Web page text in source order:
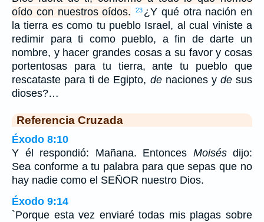
oído con nuestros oídos.
23 ¿Y qué otra nación en
la tierra es como tu pueblo Israel, al cual viniste a
redimir para ti como pueblo, a fin de darte un
nombre, y hacer grandes cosas a su favor y cosas
portentosas para tu tierra, ante tu pueblo que
rescataste para ti de Egipto, denaciones y desus
dioses?…
Referencia Cruzada
Éxodo 8:10
Y él respondió: Mañana. Entonces Moisésdijo:
Sea conforme a tu palabra para que sepas que no
hay nadie como el SEÑOR nuestro Dios.
Éxodo 9:14
`Porque esta vez enviaré todas mis plagas sobre